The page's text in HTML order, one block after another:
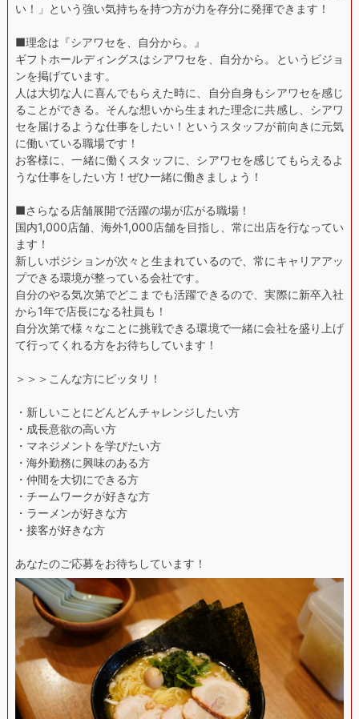
い！」という強い気持ちを持つ方が力を存分に発揮できます！
■理念は『シアワセを、自分から。』
ギフトホールディングスはシアワセを、自分から。というビジョ
ンを掲げています。
人は大切な人に喜んでもらえた時に、自分自身もシアワセを感じ
ることができる。そんな想いから生まれた理念に共感し、シアワ
セを届けるような仕事をしたい！というスタッフが前向きに元気
に働いている職場です！
お客様に、一緒に働くスタッフに、シアワセを感じてもらえるよ
うな仕事をしたい方！ぜひ一緒に働きましょう！
■さらなる店舗展開で活躍の場が広がる職場！
国内1,000店舗、海外1,000店舗を目指し、常に出店を行なってい
ます！
新しいポジションが次々と生まれているので、常にキャリアアッ
プできる環境が整っている会社です。
自分のやる気次第でどこまでも活躍できるので、実際に新卒入社
から1年で店長になる社員も！
自分次第で様々なことに挑戦できる環境で一緒に会社を盛り上げ
て行ってくれる方をお待ちしています！
＞＞＞こんな方にピッタリ！
・新しいことにどんどんチャレンジしたい方
・成長意欲の高い方
・マネジメントを学びたい方
・海外勤務に興味のある方
・仲間を大切にできる方
・チームワークが好きな方
・ラーメンが好きな方
・接客が好きな方
あなたのご応募をお待ちしています！